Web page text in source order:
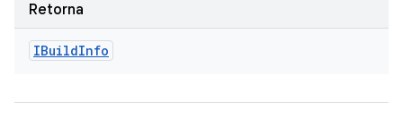
Retorna
IBuildInfo